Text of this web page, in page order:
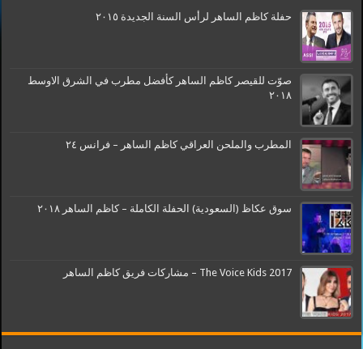
حفلة كاظم الساهر لرأس السنة الجديدة ٢٠١٥
صوّت للقيصر كاظم الساهر كأفضل مطرب في الشرق الاوسط
٢٠١٨
المطرب والملحن العراقي كاظم الساهر – فرانس ٢٤
سوق عكاظ (السعودية) الحفلة الكاملة – كاظم الساهر ٢٠١٨
The Voice Kids 2017 – مشاركات فريق كاظم الساهر